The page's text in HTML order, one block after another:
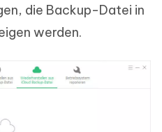
die Backup-Datei in
werden.